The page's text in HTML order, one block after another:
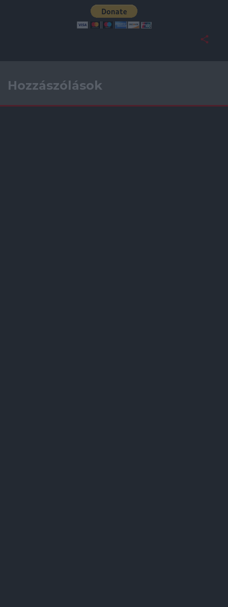
Hozzászólások